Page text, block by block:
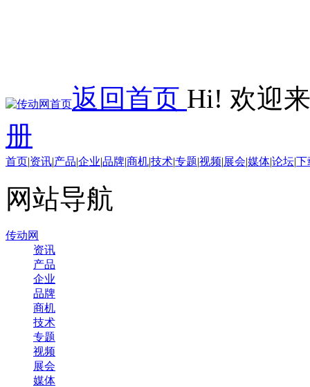
返回首页 Hi! 欢迎
册
首页|资讯|产品|企业|品牌|商机|技术|专题|视频|展会|媒体|论坛|下
网站导航
传动网
资讯
产品
企业
品牌
商机
技术
专题
视频
展会
媒体